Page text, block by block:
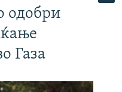
одобри
Газа